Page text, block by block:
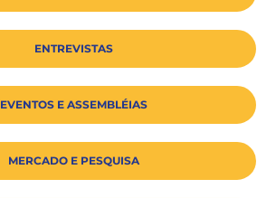
ENTREVISTAS
EVENTOS E ASSEMBLÉIAS
MERCADO E PESQUISA